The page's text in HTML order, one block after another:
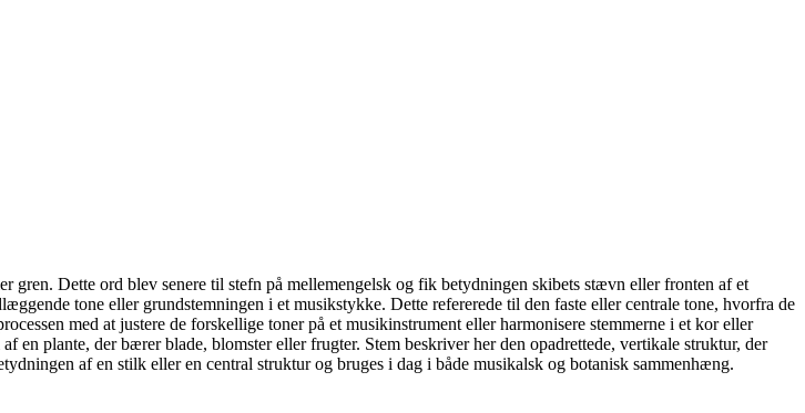
gren. Dette ord blev senere til stefn på mellemengelsk og fik betydningen skibets stævn eller fronten af et
tone eller grundstemningen i et musikstykke. Dette refererede til den faste eller centrale tone, hvorfra de
med at justere de forskellige toner på et musikinstrument eller harmonisere stemmerne i et kor eller
en plante, der bærer blade, blomster eller frugter. Stem beskriver her den opadrettede, vertikale struktur, der
af en stilk eller en central struktur og bruges i dag i både musikalsk og botanisk sammenhæng.